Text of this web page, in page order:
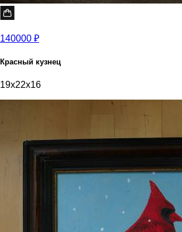
140000 ₽
Красный кузнец
19x22x16